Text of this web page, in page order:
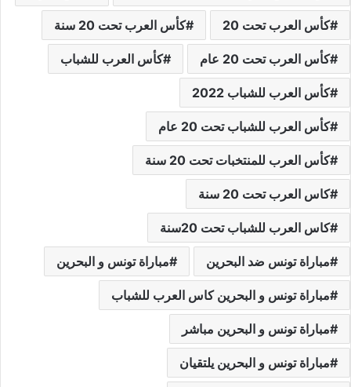
كأس العرب تحت 20 كأس العرب تحت 20 سنة
كأس العرب تحت 20 عام كأس العرب للشباب
كأس العرب للشباب 2022
كأس العرب للشباب تحت 20 عام
كأس العرب للمنتخبات تحت 20 سنة
كاس العرب تحت 20 سنة
كاس العرب للشباب تحت 20سنة
مباراة تونس ضد البحرين مباراة تونس و البحرين
مباراة تونس و البحرين كاس العرب للشباب
مباراة تونس و البحرين مباشر
مباراة تونس و البحرين يلتقيان